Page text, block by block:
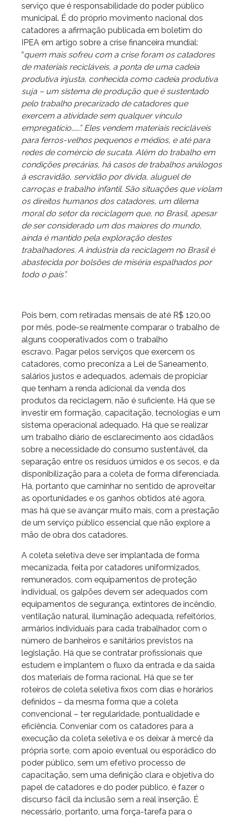
serviço que é responsabilidade do poder público
municipal. É do próprio movimento nacional dos
catadores a afirmação publicada em boletim do
IPEA em artigo sobre a crise financeira mundial:
“quem mais sofreu com a crise foram os catadores
de materiais recicláveis, a ponta de uma cadeia
produtiva injusta, conhecida como cadeia produtiva
suja – um sistema de produção que é sustentado
pelo trabalho precarizado de catadores que
exercem a atividade sem qualquer vínculo
empregatício…….”. Eles vendem materiais recicláveis
para ferros-velhos pequenos e médios, e até para
redes de comércio de sucata. Além do trabalho em
condições precárias, há casos de trabalhos análogos
à escravidão, servidão por dívida, aluguel de
carroças e trabalho infantil. São situações que violam
os direitos humanos dos catadores, um dilema
moral do setor da reciclagem que, no Brasil, apesar
de ser considerado um dos maiores do mundo,
ainda é mantido pela exploração destes
trabalhadores. A indústria da reciclagem no Brasil é
abastecida por bolsões de miséria espalhados por
todo o país”.
Pois bem, com retiradas mensais de até R$ 120,00
por mês, pode-se realmente comparar o trabalho de
alguns cooperativados com o trabalho
escravo. Pagar pelos serviços que exercem os
catadores, como preconiza a Lei de Saneamento,
salários justos e adequados, ademais de propiciar
que tenham a renda adicional da venda dos
produtos da reciclagem, não é suficiente. Há que se
investir em formação, capacitação, tecnologias e um
sistema operacional adequado. Há que se realizar
um trabalho diário de esclarecimento aos cidadãos
sobre a necessidade do consumo sustentável, da
separação entre os resíduos úmidos e os secos, e da
disponibilização para a coleta de forma diferenciada.
Há, portanto que caminhar no sentido de aproveitar
as oportunidades e os ganhos obtidos até agora,
mas há que se avançar muito mais, com a prestação
de um serviço público essencial que não explore a
mão de obra dos catadores.
A coleta seletiva deve ser implantada de forma
mecanizada, feita por catadores uniformizados,
remunerados, com equipamentos de proteção
individual, os galpões devem ser adequados com
equipamentos de segurança, extintores de incêndio,
ventilação natural, iluminação adequada, refeitórios,
armários individuais para cada trabalhador, com o
número de banheiros e sanitários previstos na
legislação. Há que se contratar profissionais que
estudem e implantem o fluxo da entrada e da saída
dos materiais de forma racional. Há que se ter
roteiros de coleta seletiva fixos com dias e horários
definidos – da mesma forma que a coleta
convencional – ter regularidade, pontualidade e
eficiência. Conveniar com os catadores para a
execução da coleta seletiva e os deixar à mercê da
própria sorte, com apoio eventual ou esporádico do
poder público, sem um efetivo processo de
capacitação, sem uma definição clara e objetiva do
papel de catadores e do poder público, é fazer o
discurso fácil da inclusão sem a real inserção. É
necessário, portanto, uma força-tarefa para o